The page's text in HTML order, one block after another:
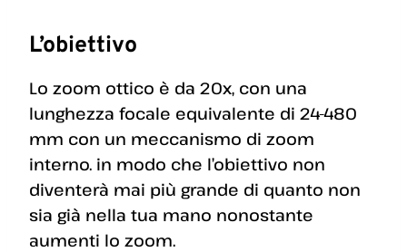
L’obiettivo
Lo zoom ottico è da 20x, con una
lunghezza focale equivalente di 24-480
mm con un meccanismo di zoom
interno. in modo che l’obiettivo non
diventerà mai più grande di quanto non
sia già nella tua mano nonostante
aumenti lo zoom.